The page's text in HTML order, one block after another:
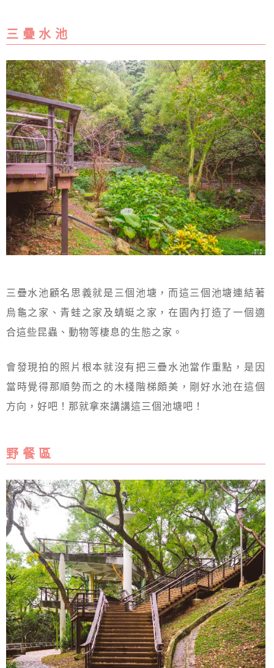
三 疊 水 池
三疊水池顧名思義就是三個池塘，而這三個池塘連結著
烏龜之家、青蛙之家及蜻蜓之家，在園內打造了一個適
合這些昆蟲、動物等棲息的生態之家。
會發現拍的照片根本就沒有把三疊水池當作重點，是因
當時覺得那順勢而之的木棧階梯頗美，剛好水池在這個
方向，好吧！那就拿來講講這三個池塘吧！
野 餐 區